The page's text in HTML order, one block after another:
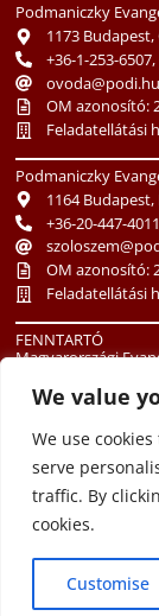
We value
We use
serve
traffic. By
cookies.
Customise
Podmaniczky
1173 Budapest,
+36-1-253-
ovoda@podi.hu
OM azonosító:
Feladatellátási
Podmaniczky
1164
+36-20-447-4011
OM azonosító:
Feladatellátási
FENNTARTÓ
Magyarországi
+36-1-486-3513
Copyright © 2012